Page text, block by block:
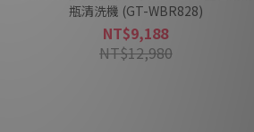
瓶清洗機 (GT-WBR828)
NT$9,188
NT$12,980